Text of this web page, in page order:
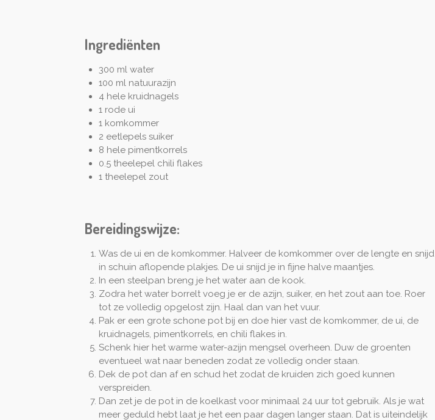
Ingrediënten
300 ml water
100 ml natuurazijn
4 hele kruidnagels
1 rode ui
1 komkommer
2 eetlepels suiker
8 hele pimentkorrels
0.5 theelepel chili flakes
1 theelepel zout
Bereidingswijze:
Was de ui en de komkommer. Halveer de komkommer over de lengte en snijd
in schuin aflopende plakjes. De ui snijd je in fijne halve maantjes.
In een steelpan breng je het water aan de kook.
Zodra het water borrelt voeg je er de azijn, suiker, en het zout aan toe. Roer
tot ze volledig opgelost zijn. Haal dan van het vuur.
Pak er een grote schone pot bij en doe hier vast de komkommer, de ui, de
kruidnagels, pimentkorrels, en chili flakes in.
Schenk hier het warme water-azijn mengsel overheen. Duw de groenten
eventueel wat naar beneden zodat ze volledig onder staan.
Dek de pot dan af en schud het zodat de kruiden zich goed kunnen
verspreiden.
Dan zet je de pot in de koelkast voor minimaal 24 uur tot gebruik. Als je wat
meer geduld hebt laat je het een paar dagen langer staan. Dat is uiteindelijk